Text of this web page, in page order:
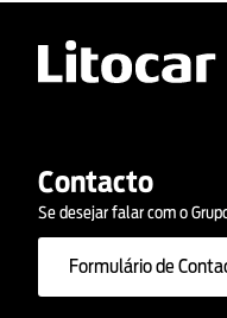
Contacto
Se desejar falar com o
Formulário de